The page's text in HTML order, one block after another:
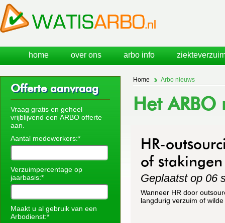
Home Arbo nieuws
Het
HR-
of stakingen
Geplaatst op 06
Wanneer HR door
langdurig verzuim of
Offerte aanvraag
Vraag gratis en geheel
vrijblijvend een ARBO offerte
aan.
Aantal medewerkers:*
Verzuimpercentage op
jaarbasis:*
Maakt u al gebruik van een
Arbodienst:*
home over ons arbo info